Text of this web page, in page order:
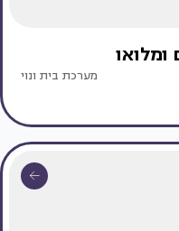
מערכת בית ונוי